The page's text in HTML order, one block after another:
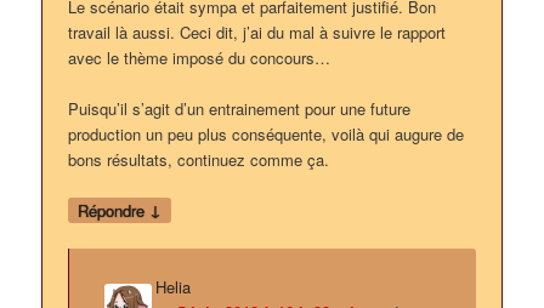
Le scénario était sympa et parfaitement justifié. Bon
travail là aussi. Ceci dit, j’ai du mal à suivre le rapport
avec le thème imposé du concours…
Puisqu’il s’agit d’un entrainement pour une future
production un peu plus conséquente, voilà qui augure de
bons résultats, continuez comme ça.
Répondre ↓
Helia